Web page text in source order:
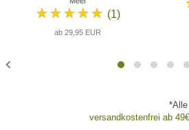
★★★★★ (1)
ab 29,95 EUR
versandkostenfrei ab